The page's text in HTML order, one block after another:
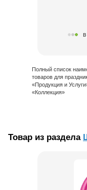
Полный список
товаров для
«Продукция и
«Коллекция»
Товар из раздела